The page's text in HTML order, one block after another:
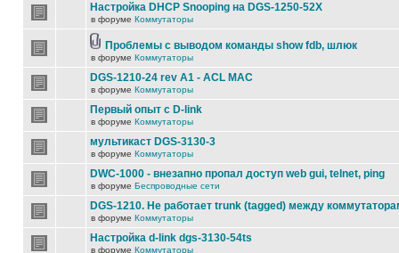
Настройка DHCP Snooping на DGS-1250-52X
в форуме Коммутаторы
Проблемы с выводом команды show fdb, шлюк
в форуме Коммутаторы
DGS-1210-24 rev A1 - ACL MAC
в форуме Коммутаторы
Первый опыт с D-link
в форуме Коммутаторы
мультикаст DGS-3130-3
в форуме Коммутаторы
DWC-1000 - внезапно пропал доступ web gui, telnet, ping
в форуме Беспроводные сети
DGS-1210. Не работает trunk (tagged) между
в форуме Коммутаторы
Настройка d-link dgs-3130-54ts
в форуме Коммутаторы